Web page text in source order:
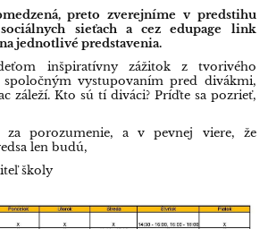
preto zverejníme v predstihu
sieťach a cez edupage link
jednotlivé predstavenia.
inšpiratívny zážitok z tvorivého
vystupovaním pred divákmi,
záleží. Kto sú tí diváci? Príďte sa pozrieť,
za porozumenie, a v pevnej viere, že
len budú,
školy